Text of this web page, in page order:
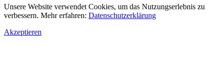
Unsere Website verwendet Cookies, um das Nutzungserlebnis zu
verbessern. Mehr erfahren: Datenschutzerklärung
Akzeptieren